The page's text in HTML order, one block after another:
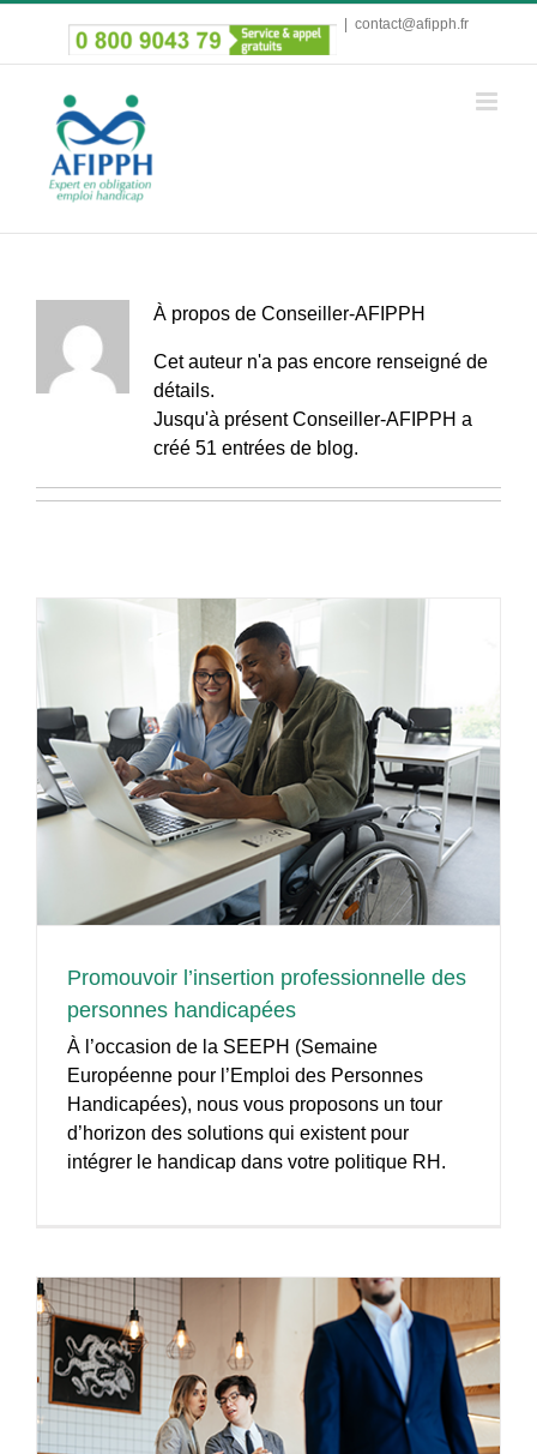
contenu
contact@afipph.fr
À propos de Conseiller-AFIPPH
Cet auteur n'a pas encore renseigné de
détails.
Jusqu'à présent Conseiller-AFIPPH a
créé 51 entrées de blog.
Promouvoir l’insertion professionnelle des
personnes handicapées
À l’occasion de la SEEPH (Semaine
Européenne pour l’Emploi des Personnes
Handicapées), nous vous proposons un tour
d’horizon des solutions qui existent pour
intégrer le handicap dans votre politique RH.